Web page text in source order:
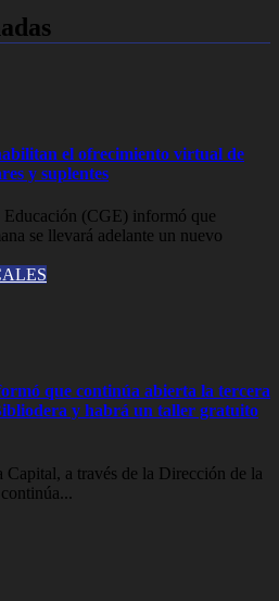
el ofrecimiento virtual de
y suplentes
Educación (CGE) informó que
se llevará adelante un nuevo
que continúa abierta la tercera
y habrá un taller gratuito
a través de la Dirección de la